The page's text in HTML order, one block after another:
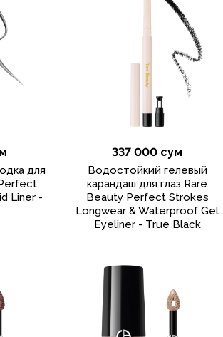
для
Liner -
337 000 сум
Водостойкий гелевый
карандаш для глаз Rare
Beauty Perfect Strokes
Longwear & Waterproof Gel
Eyeliner - True Black